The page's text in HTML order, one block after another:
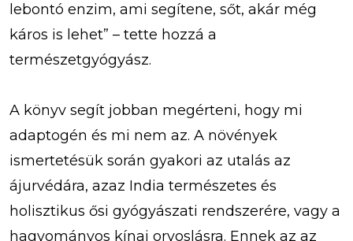
lebontó enzim, ami segítene, sőt, akár még
káros is lehet” – tette hozzá a
természetgyógyász.
A könyv segít jobban megérteni, hogy mi
adaptogén és mi nem az. A növények
ismertetésük során gyakori az utalás az
ájurvédára, azaz India természetes és
holisztikus ősi gyógyászati rendszerére, vagy a
hagyományos kínai orvoslásra. Ennek az az